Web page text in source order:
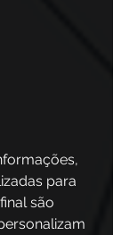
para
são